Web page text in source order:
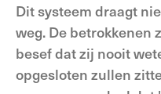
Dit systeem draagt
weg. De betrokkenen
besef dat zij nooit
opgesloten zullen